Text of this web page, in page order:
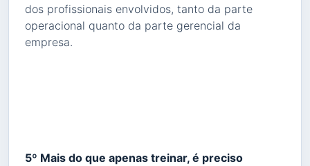
dos profissionais envolvidos, tanto da parte
operacional quanto da parte gerencial da
empresa.
5º Mais do que apenas treinar, é preciso